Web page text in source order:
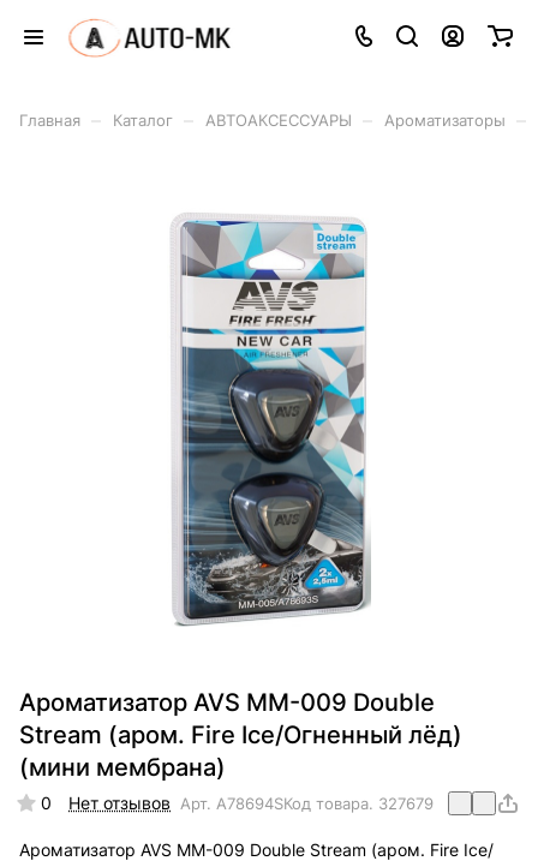
Главная Каталог АВТОАКСЕССУАРЫ Ароматизаторы
Ароматизатор AVS MM-009 Double
Stream (аром. Fire Ice/Огненный лёд)
(мини мембрана)
0 Нет отзывов Арт. A78694SКод товара. 327679
Ароматизатор AVS MM-009 Double Stream (аром. Fire Ice/